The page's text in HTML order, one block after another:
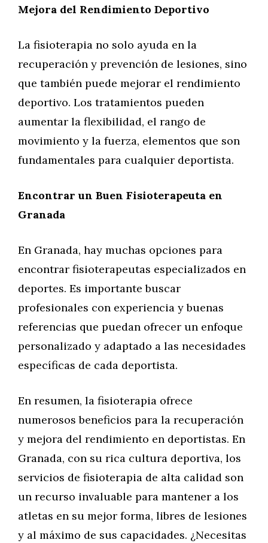
Mejora del Rendimiento Deportivo
La fisioterapia no solo ayuda en la
recuperación y prevención de lesiones, sino
que también puede mejorar el rendimiento
deportivo. Los tratamientos pueden
aumentar la flexibilidad, el rango de
movimiento y la fuerza, elementos que son
fundamentales para cualquier deportista.
Encontrar un Buen Fisioterapeuta en
Granada
En Granada, hay muchas opciones para
encontrar fisioterapeutas especializados en
deportes. Es importante buscar
profesionales con experiencia y buenas
referencias que puedan ofrecer un enfoque
personalizado y adaptado a las necesidades
específicas de cada deportista.
En resumen, la fisioterapia ofrece
numerosos beneficios para la recuperación
y mejora del rendimiento en deportistas. En
Granada, con su rica cultura deportiva, los
servicios de fisioterapia de alta calidad son
un recurso invaluable para mantener a los
atletas en su mejor forma, libres de lesiones
y al máximo de sus capacidades. ¿Necesitas